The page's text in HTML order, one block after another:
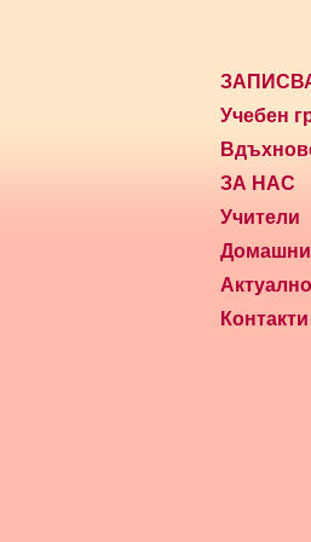
Учебен
ЗА НАС
Учители
Домашни
Актуално
Контакти